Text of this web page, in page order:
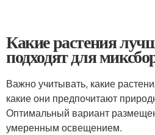
Какие растения
подходят для
Важно учитывать, какие
какие они предпочитают
Оптимальный вариант
умеренным освещением.